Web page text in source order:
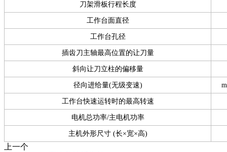
刀架滑板行程长度
工作台面直径
工作台孔径
插齿刀主轴最高位置的让刀量
斜向让刀立柱的偏移量
径向进给量(无级变速)
工作台快速运转时的最高转速
电机总功率/主电机功率
主机外形尺寸 (长×宽×高)
上一个